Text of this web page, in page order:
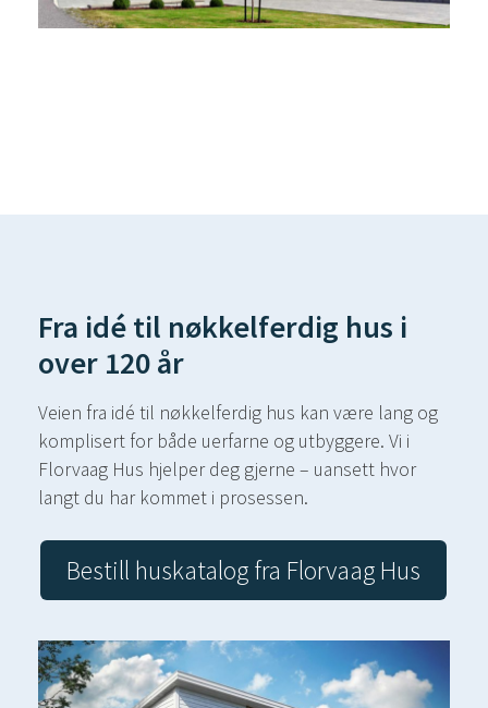
Fra idé til nøkkelferdig hus i
over 120 år
Veien fra idé til nøkkelferdig hus kan være lang og
komplisert for både uerfarne og utbyggere. Vi i
Florvaag Hus hjelper deg gjerne – uansett hvor
langt du har kommet i prosessen.
Bestill huskatalog fra Florvaag Hus